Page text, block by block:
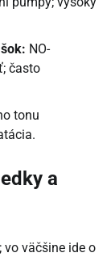
NO-
často
tonu
a
väčšine ide o